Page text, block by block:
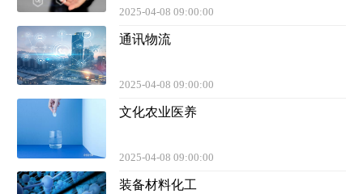
2025-04-08 09:00:00
通讯物流
2025-04-08 09:00:00
文化农业医养
2025-04-08 09:00:00
装备材料化工